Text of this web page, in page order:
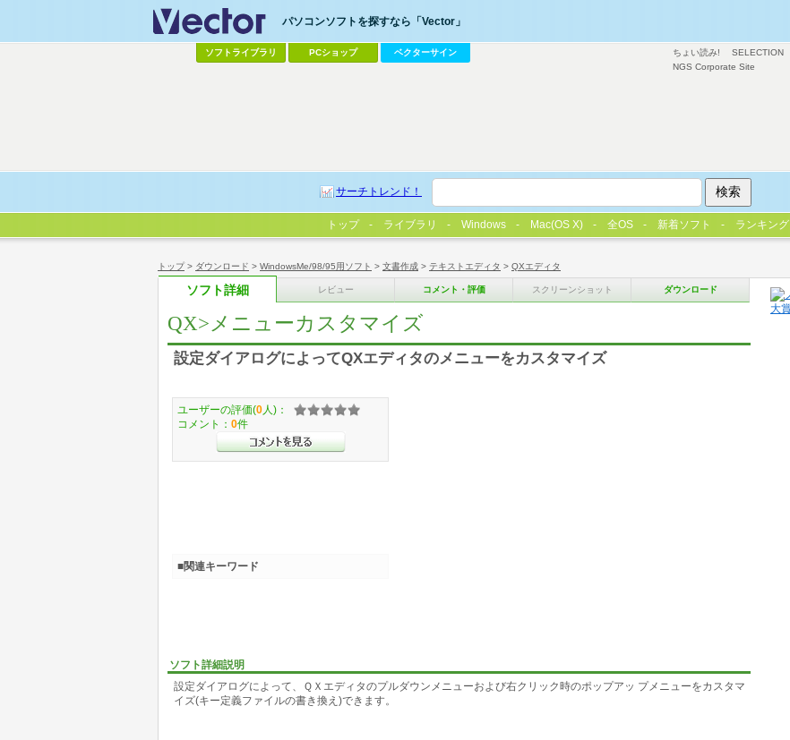
トップ> ダウンロード > WindowsMe/98/95用ソフト > 文書作成 > テキストエディタ > QXエディタ
ソフト詳細 レビュー コメント・評価 スクリーンショット ダウンロード
QX>メニューカスタマイズ
設定ダイアログによってQXエディタのメニューをカスタマイズ
ソフト詳細説明
設定ダイアログによって、ＱＸエディタのプルダウンメニューおよび右クリック時のポップアッ プメニューをカスタマ
イズ(キー定義ファイルの書き換え)できます。
ユーザーの評価(0 人)：
コメント： 0件
■関連キーワード
ちょい読み! SELECTION
NGS Corporate Site
パソコンソフトを探すなら「Vector」
ソフトライブラリ PCショップ ベクターサイン
サーチトレンド！
トップ ライブラリ Windows Mac(OS X) 全OS 新着ソフト ランキング